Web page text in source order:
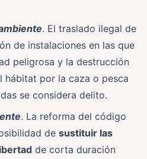
. El traslado ilegal de
de instalaciones en las que
peligrosa y la destrucción
hábitat por la caza o pesca
se considera delito.
. La reforma del código
de sustituir las
de corta duración